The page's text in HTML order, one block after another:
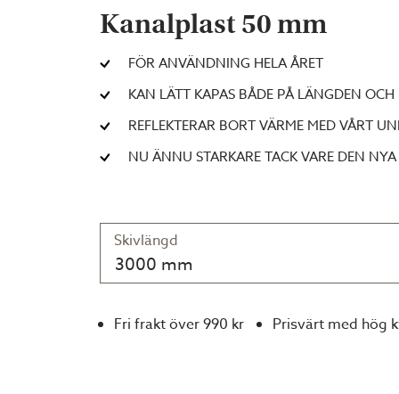
Kanalplast 50 mm
FÖR ANVÄNDNING HELA ÅRET
KAN LÄTT KAPAS BÅDE PÅ LÄNGDEN OCH
REFLEKTERAR BORT VÄRME MED VÅRT
NU ÄNNU STARKARE TACK VARE DEN
Skivlängd
3000 mm
Fri frakt över 990 kr Prisvärt med hög